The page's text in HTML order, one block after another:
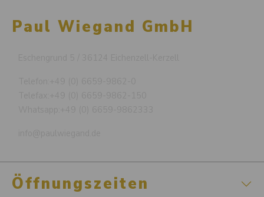
Paul Wiegand GmbH
Öffnungszeiten